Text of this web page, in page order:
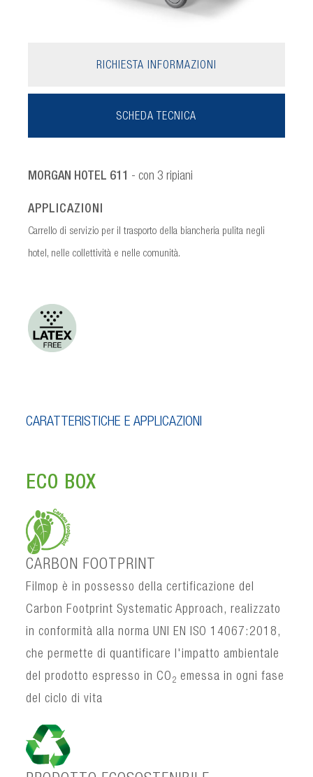
RICHIESTA INFORMAZIONI
SCHEDA TECNICA
MORGAN HOTEL 611 - con 3 ripiani
APPLICAZIONI
Carrello di servizio per il trasporto della biancheria pulita negli
hotel, nelle collettività e nelle comunità.
CARATTERISTICHE E APPLICAZIONI
ECO BOX
CARBON FOOTPRINT
Filmop è in possesso della certificazione del
Carbon Footprint Systematic Approach, realizzato
in conformità alla norma UNI EN ISO 14067:2018,
che permette di quantificare l'impatto ambientale
del prodotto espresso in CO 2 emessa in ogni fase
del ciclo di vita